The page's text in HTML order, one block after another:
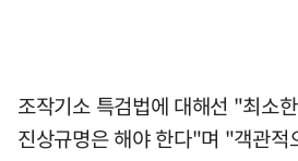
조작기소 특검법에 대해선 "최소
진상규명은 해야 한다"며 "객관적